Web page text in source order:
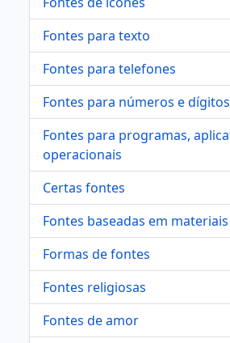
Fontes para texto
Fontes para telefones
Fontes para números e dígitos
Fontes para programas,
operacionais
Certas fontes
Fontes baseadas em materiais
Formas de fontes
Fontes religiosas
Fontes de amor